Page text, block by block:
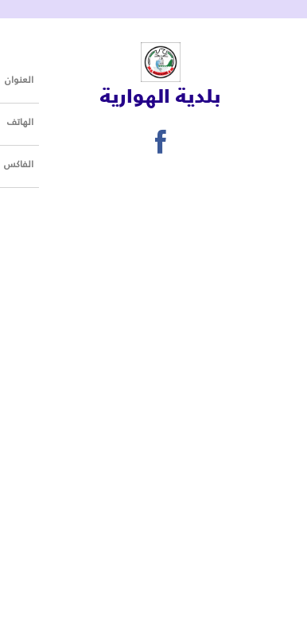
العنوان
الهاتف
الفاكس
بلدية الهوارية